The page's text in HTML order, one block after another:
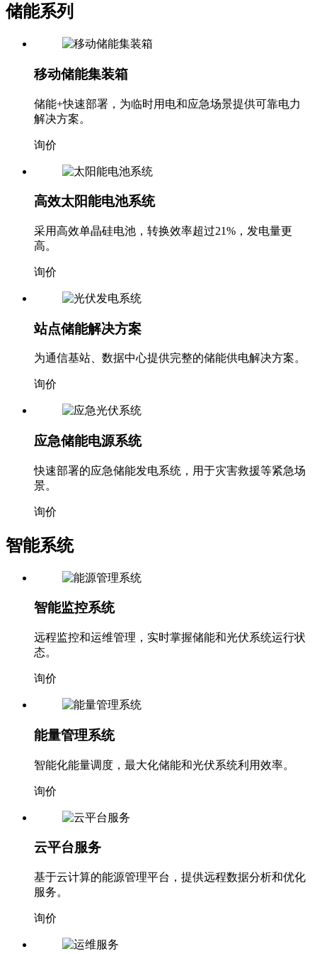
储能系列
移动储能集装箱
储能+快速部署，为临时用电和应急场景提供可靠电力
解决方案。
询价
高效太阳能电池系统
采用高效单晶硅电池，转换效率超过21%，发电量更
高。
询价
站点储能解决方案
为通信基站、数据中心提供完整的储能供电解决方案。
询价
应急储能电源系统
快速部署的应急储能发电系统，用于灾害救援等紧急场
景。
询价
智能系统
智能监控系统
远程监控和运维管理，实时掌握储能和光伏系统运行状
态。
询价
能量管理系统
智能化能量调度，最大化储能和光伏系统利用效率。
询价
云平台服务
基于云计算的能源管理平台，提供远程数据分析和优化
服务。
询价